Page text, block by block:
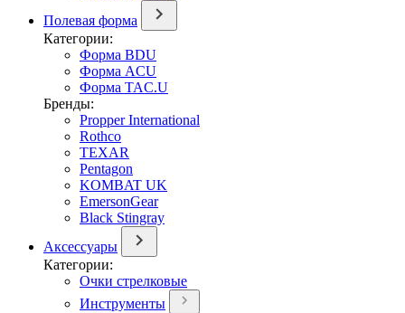
Полевая форма
Категории:
Форма BDU
Форма ACU
Форма TAC.U
Бренды:
Propper International
Rothco
TEXAR
Pentagon
KOMBAT UK
EmersonGear
Black Stingray
Аксессуары
Категории:
Очки стрелковые
Инструменты